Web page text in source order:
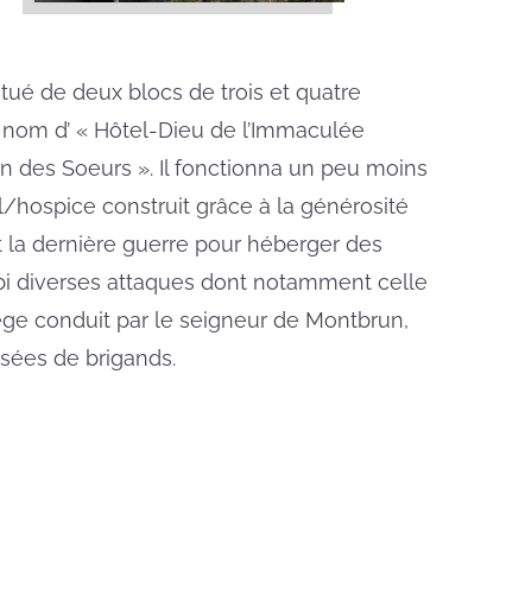
de deux blocs de trois et quatre
d’ « Hôtel-Dieu de l’Immaculée
des Soeurs ». Il fonctionna un peu moins
construit grâce à la générosité
dernière guerre pour héberger des
diverses attaques dont notamment celle
conduit par le seigneur de Montbrun,
de brigands.